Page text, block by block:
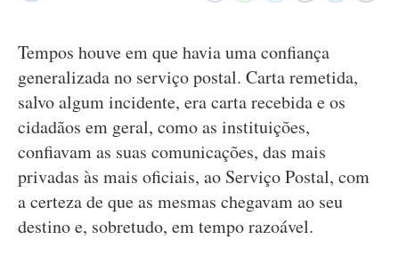
Tempos houve em que havia uma confiança
generalizada no serviço postal. Carta remetida,
salvo algum incidente, era carta recebida e os
cidadãos em geral, como as instituições,
confiavam as suas comunicações, das mais
privadas às mais oficiais, ao Serviço Postal, com
a certeza de que as mesmas chegavam ao seu
destino e, sobretudo, em tempo razoável.